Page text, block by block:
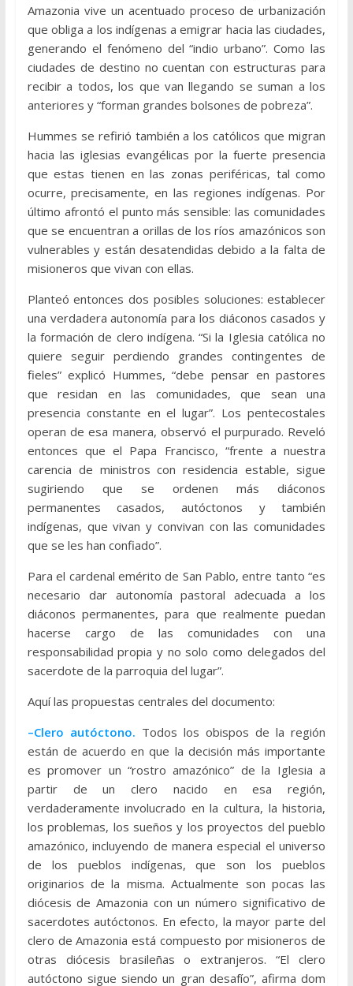
Amazonia vive un acentuado proceso de urbanización
que obliga a los indígenas a emigrar hacia las ciudades,
generando el fenómeno del “indio urbano”. Como las
ciudades de destino no cuentan con estructuras para
recibir a todos, los que van llegando se suman a los
anteriores y “forman grandes bolsones de pobreza”.
Hummes se refirió también a los católicos que migran
hacia las iglesias evangélicas por la fuerte presencia
que estas tienen en las zonas periféricas, tal como
ocurre, precisamente, en las regiones indígenas. Por
último afrontó el punto más sensible: las comunidades
que se encuentran a orillas de los ríos amazónicos son
vulnerables y están desatendidas debido a la falta de
misioneros que vivan con ellas.
Planteó entonces dos posibles soluciones: establecer
una verdadera autonomía para los diáconos casados y
la formación de clero indígena. “Si la Iglesia católica no
quiere seguir perdiendo grandes contingentes de
fieles” explicó Hummes, “debe pensar en pastores
que residan en las comunidades, que sean una
presencia constante en el lugar”. Los pentecostales
operan de esa manera, observó el purpurado. Reveló
entonces que el Papa Francisco, “frente a nuestra
carencia de ministros con residencia estable, sigue
sugiriendo que se ordenen más diáconos
permanentes casados, autóctonos y también
indígenas, que vivan y convivan con las comunidades
que se les han confiado”.
Para el cardenal emérito de San Pablo, entre tanto “es
necesario dar autonomía pastoral adecuada a los
diáconos permanentes, para que realmente puedan
hacerse cargo de las comunidades con una
responsabilidad propia y no solo como delegados del
sacerdote de la parroquia del lugar”.
Aquí las propuestas centrales del documento:
–Clero autóctono. Todos los obispos de la región
están de acuerdo en que la decisión más importante
es promover un “rostro amazónico” de la Iglesia a
partir de un clero nacido en esa región,
verdaderamente involucrado en la cultura, la historia,
los problemas, los sueños y los proyectos del pueblo
amazónico, incluyendo de manera especial el universo
de los pueblos indígenas, que son los pueblos
originarios de la misma. Actualmente son pocas las
diócesis de Amazonia con un número significativo de
sacerdotes autóctonos. En efecto, la mayor parte del
clero de Amazonia está compuesto por misioneros de
otras diócesis brasileñas o extranjeros. “El clero
autóctono sigue siendo un gran desafío”, afirma dom